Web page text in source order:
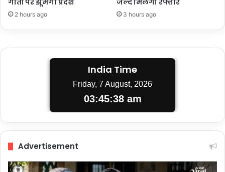
गीतों पर झूमेगा प्रदेश
2 hours ago
जल्द मिलेगी रफ्तार
3 hours ago
India Time
Friday, 7 August, 2026
03:45:39 am
Advertisement